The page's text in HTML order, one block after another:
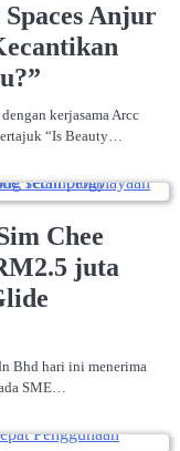
Anjur
kerjasama Arcc
“Is Beauty…
Chee
juta
Bhd hari ini menerima
SME…